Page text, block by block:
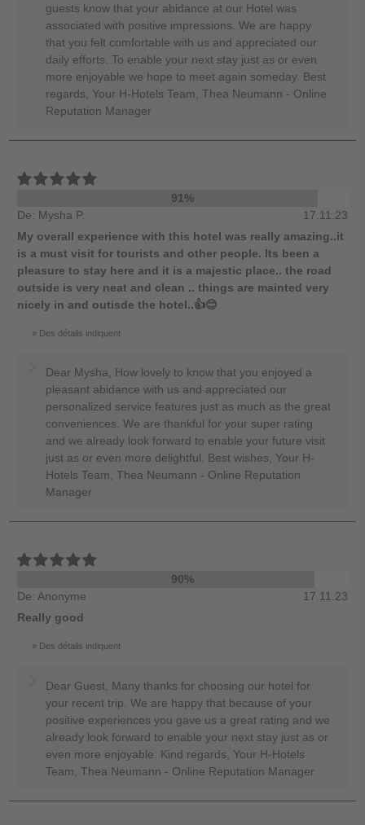
guests know that your abidance at our Hotel was
associated with positive impressions. We are happy
that you felt comfortable with us and appreciated our
daily efforts. To enable your next stay just as or even
more enjoyable we hope to meet again someday. Best
regards, Your H-Hotels Team, Thea Neumann - Online
Reputation Manager
91%
De: Mysha P.
17.11.23
My overall experience with this hotel was really amazing..it
is a must visit for tourists and other people. Its been a
pleasure to stay here and it is a majestic place.. the road
outside is very neat and clean .. things are mainted very
nicely in and outisde the hotel..👍😊
Des détails indiquent
Dear Mysha, How lovely to know that you enjoyed a
pleasant abidance with us and appreciated our
personalized service features just as much as the great
conveniences. We are thankful for your super rating
and we already look forward to enable your future visit
just as or even more delightful. Best wishes, Your H-
Hotels Team, Thea Neumann - Online Reputation
Manager
90%
De: Anonyme
17.11.23
Really good
Des détails indiquent
Dear Guest, Many thanks for choosing our hotel for
your recent trip. We are happy that because of your
positive experiences you gave us a great rating and we
already look forward to enable your next stay just as or
even more enjoyable. Kind regards, Your H-Hotels
Team, Thea Neumann - Online Reputation Manager